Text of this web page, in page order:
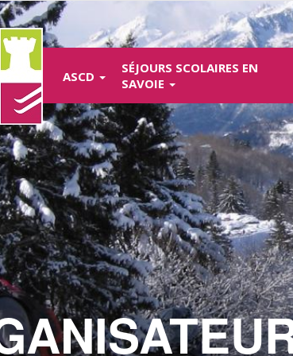
ASCD
SÉJOURS SCOLAIRES EN
SAVOIE